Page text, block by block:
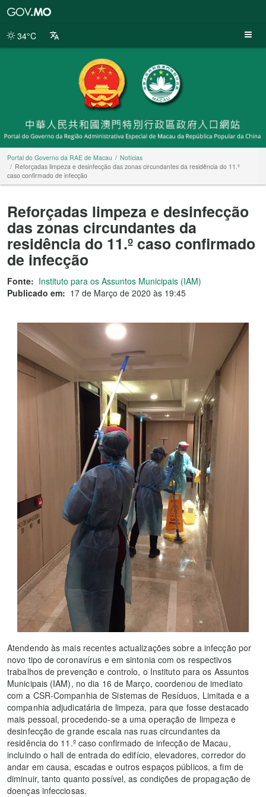
da
34°C
Portal do Governo da RAE de Macau
Notícias
Reforçadas limpeza e desinfecção das zonas circundantes da residência do 11.º
caso confirmado de infecção
Reforçadas limpeza e desinfecção
das zonas circundantes da
residência do 11.º caso confirmado
de infecção
Fonte: Instituto para os Assuntos Municipais (IAM)
Publicado em: 17 de Março de 2020 às 19:45
Atendendo às mais recentes actualizações sobre a infecção por
novo tipo de coronavírus e em sintonia com os respectivos
trabalhos de prevenção e controlo, o Instituto para os Assuntos
Municipais (IAM), no dia 16 de Março, coordenou de imediato
com a CSR-Companhia de Sistemas de Resíduos, Limitada e a
companhia adjudicatária de limpeza, para que fosse destacado
mais pessoal, procedendo-se a uma operação de limpeza e
desinfecção de grande escala nas ruas circundantes da
residência do 11.º caso confirmado de infecção de Macau,
incluindo o hall de entrada do edifício, elevadores, corredor do
andar em causa, escadas e outros espaços públicos, a fim de
diminuir, tanto quanto possível, as condições de propagação de
doenças infecciosas.